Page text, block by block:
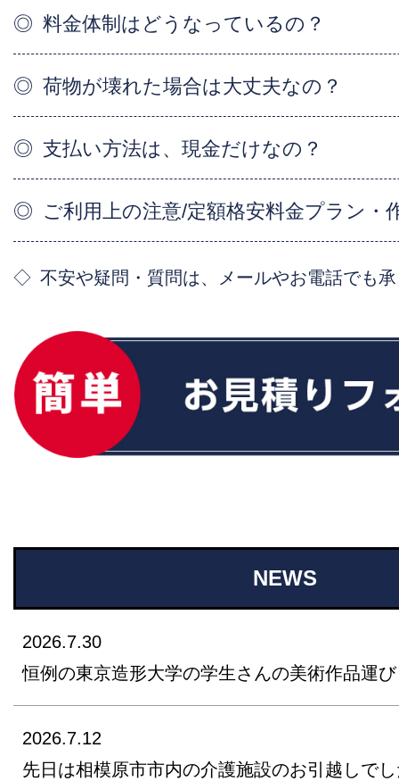
料金体制はどうなっているの？
荷物が壊れた場合は大丈夫なの？
支払い方法は、現金だけなの？
ご利用上の注意/定額格安料金プラン・
不安や疑問・質問は、メールやお電話でも
NEWS
2026.7.30
恒例の東京造形大学の学生さんの美術作品運び
2026.7.12
先日は相模原市市内の介護施設のお引越しで